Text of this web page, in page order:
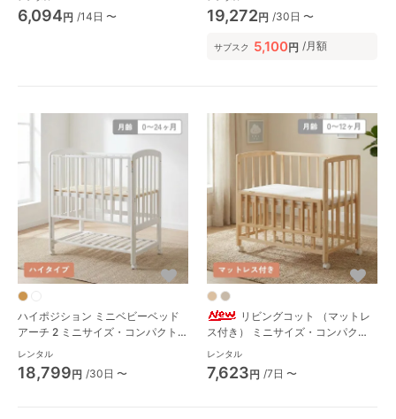
6,094円 /14日 〜 19,272円 /30日 〜
サブスク 5,100円 /月額
ハイポジション ミニベビーベッド
アーチ 2 ミニサイズ・コンパクト
ベビーベッド カトージ(KATOJI)
レンタル
18,799円 /30日 〜
リビングコット （マットレ
ス付き） ミニサイズ・コンパクト
ベビーベッド 大和屋(Yamatoya)
レンタル
7,623円 /7日 〜